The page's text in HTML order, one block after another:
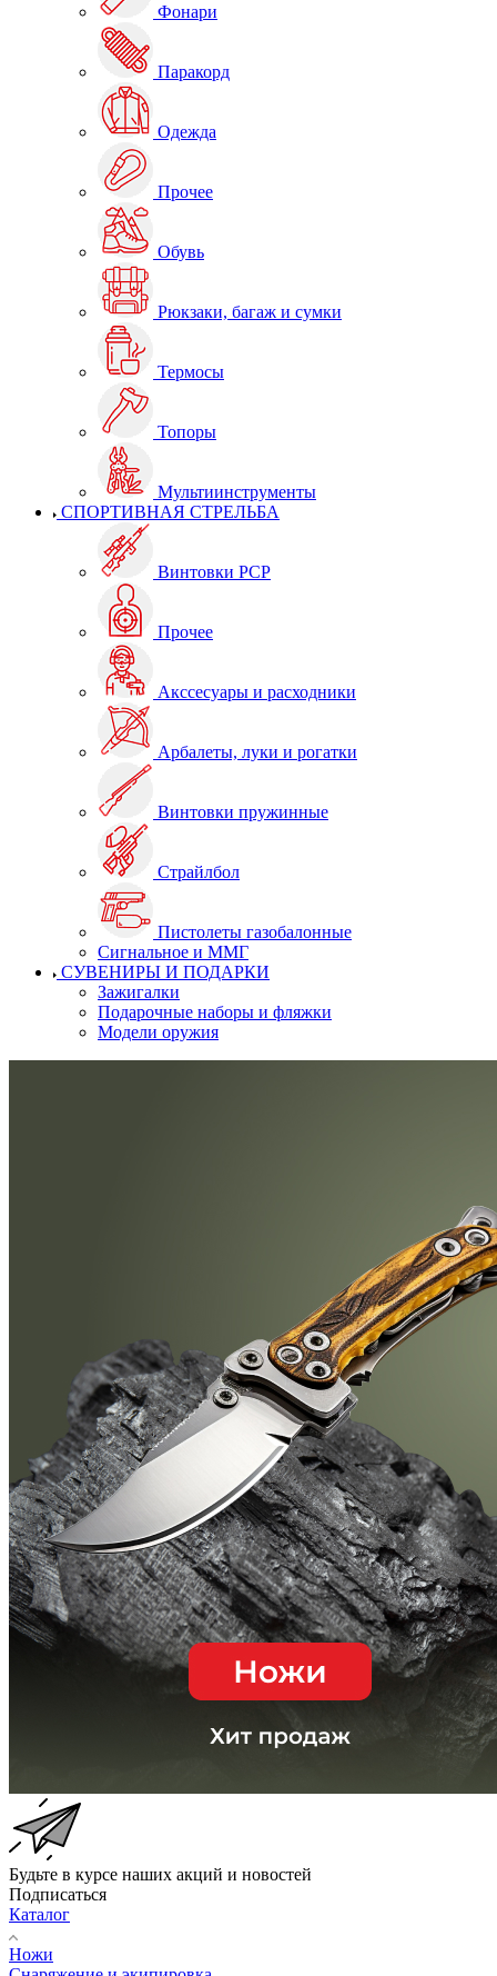
Фонари
Паракорд
Одежда
Прочее
Обувь
Рюкзаки, багаж и сумки
Термосы
Топоры
Мультиинструменты
СПОРТИВНАЯ СТРЕЛЬБА
Винтовки PCP
Прочее
Акссесуары и расходники
Арбалеты, луки и рогатки
Винтовки пружинные
Страйлбол
Пистолеты газобалонные
Сигнальное и ММГ
СУВЕНИРЫ И ПОДАРКИ
Зажигалки
Подарочные наборы и фляжки
Модели оружия
Будьте в курсе наших акций и новостей
Подписаться
Каталог
Ножи